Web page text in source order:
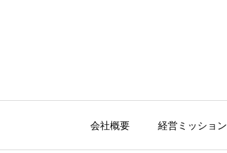
会社概要 経営ミッション